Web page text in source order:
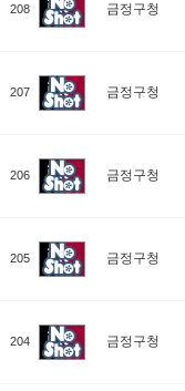
208 금정구청
207 금정구청
206 금정구청
205 금정구청
204 금정구청